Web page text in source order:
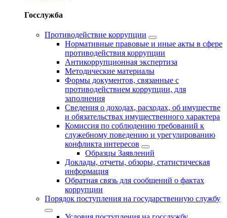
Госслужба
Противодействие коррупции
Нормативные правовые и иные акты в сфере
противодействия коррупции
Антикоррупционная экспертиза
Методические материалы
Формы документов, связанные с
противодействием коррупции, для
заполнения
Сведения о доходах, расходах, об имуществе
и обязательствах имущественного характера
Комиссия по соблюдению требований к
служебному поведению и урегулированию
конфликта интересов
Образцы Заявлений
Доклады, отчеты, обзоры, статистическая
информация
Обратная связь для сообщений о фактах
коррупции
Порядок поступления на государственную службу